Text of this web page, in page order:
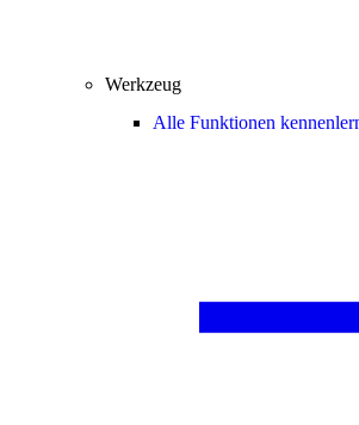
Werkzeug
Alle Funktionen